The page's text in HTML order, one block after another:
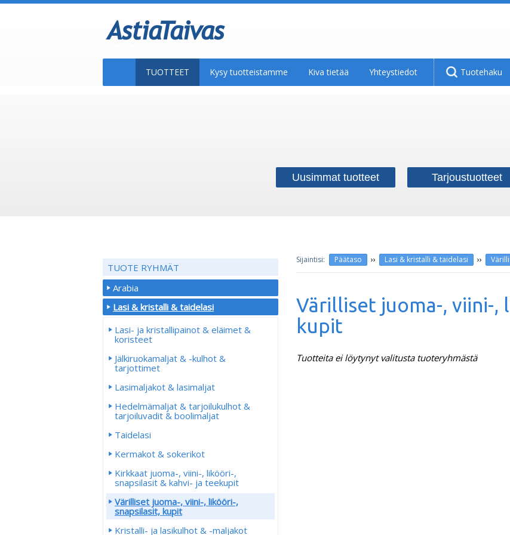
TUOTTEET Kysy tuotteistamme Kiva tietää Yhteystiedot Tuotehaku
Uusimmat tuotteet Tarjoustuotteet
Päätaso ›› Lasi & kristalli & taidelasi ››
Värilliset juoma-, viini-,
kupit
Tuotteita ei löytynyt valitusta tuoteryhmästä
TUOTE RYHMÄT
Arabia
Lasi & kristalli & taidelasi
Lasi- ja kristallipainot & eläimet &
koristeet
Jälkiruokamaljat & -kulhot &
tarjottimet
Lasimaljakot & lasimaljat
Hedelmämaljat & tarjoilukulhot &
tarjoiluvadit & boolimaljat
Taidelasi
Kermakot & sokerikot
Kirkkaat juoma-, viini-, likööri-,
snapsilasit & kahvi- ja teekupit
Värilliset juoma-, viini-, likööri-,
snapsilasit, kupit
Kristalli- ja lasikulhot & -maljakot